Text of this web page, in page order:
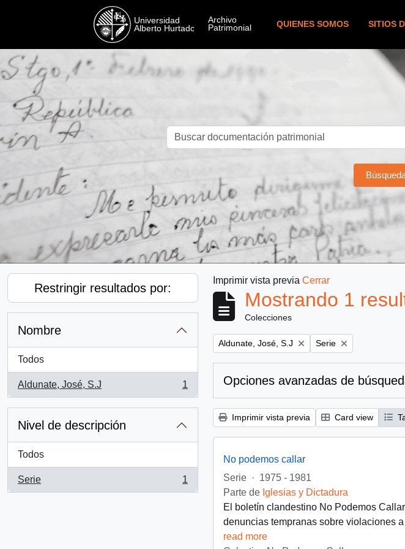
QUIENES SOMOS SITIOS
Restringir resultados por:
Nombre
Todos
Aldunate, José, S.J
, 1 resultados
1
Nivel de descripción
Todos
Serie
, 1 resultados
1
Imprimir vista previa Cerrar
Mostrando 1
Colecciones
Remove filter:
Aldunate, José, S.J Remove filter:
Serie
Opciones avanzadas de
Imprimir vista previa Card view
No podemos callar
Serie · 1975 - 1981
Parte de Iglesias y Dictadura
El boletín clandestino No Podemos
denuncias tempranas sobre violaciones
read more